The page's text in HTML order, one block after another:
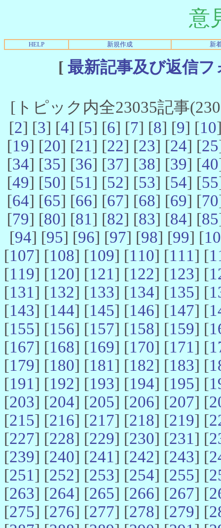
意
HELP 新規作成 新
[ 最新記事及び返信
[トピック内全23035記事
[2] [3] [4] [5] [6] [7] [8] [9] [10
[19] [20] [21] [22] [23] [24] [25
[34] [35] [36] [37] [38] [39] [40
[49] [50] [51] [52] [53] [54] [55
[64] [65] [66] [67] [68] [69] [70
[79] [80] [81] [82] [83] [84] [85
[94] [95] [96] [97] [98] [99] [
[107] [108] [109] [110] [111] [
[119] [120] [121] [122] [123] [
[131] [132] [133] [134] [135] [
[143] [144] [145] [146] [147] [
[155] [156] [157] [158] [159] [
[167] [168] [169] [170] [171] [
[179] [180] [181] [182] [183] [
[191] [192] [193] [194] [195] [
[203] [204] [205] [206] [207] [
[215] [216] [217] [218] [219] [
[227] [228] [229] [230] [231] [
[239] [240] [241] [242] [243] [
[251] [252] [253] [254] [255] [
[263] [264] [265] [266] [267] [
[275] [276] [277] [278] [279] [